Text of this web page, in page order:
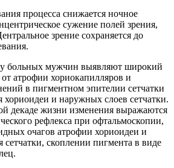
процесса снижается ночное
сужение полей зрения,
зрение сохраняется до
больных мужчин выявляют широкий
атрофии хориокапилляров и
в пигментном эпителии сетчатки
хориоидеи и наружных слоев сетчатки.
декаде жизни изменения выражаются
рефлекса при офтальмоскопии,
очагов атрофии хориоидеи и
сетчатки, скоплении пигмента в виде